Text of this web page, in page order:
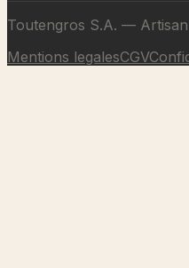
Toutengros S.A. —
Mentions legalesCGV